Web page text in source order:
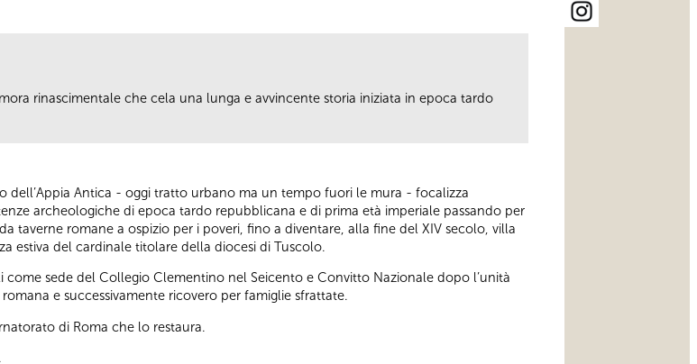
rinascimentale che cela una lunga e avvincente storia iniziata in epoca tardo
dell’Appia Antica - oggi tratto urbano ma un tempo fuori le mura - focalizza
archeologiche di epoca tardo repubblicana e di prima età imperiale passando per
taverne romane a ospizio per i poveri, fino a diventare, alla fine del XIV secolo, villa
estiva del cardinale titolare della diocesi di Tuscolo.
come sede del Collegio Clementino nel Seicento e Convitto Nazionale dopo l’unità
e successivamente ricovero per famiglie sfrattate.
di Roma che lo restaura.